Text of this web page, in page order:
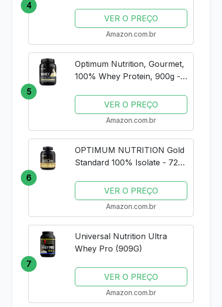
4
VER O PREÇO
Amazon.com.br
5
Optimum Nutrition, Gourmet,
100% Whey Protein, 900g -
VER O PREÇO
Amazon.com.br
6
OPTIMUM NUTRITION Gold
Standard 100% Isolate - 720g
VER O PREÇO
Amazon.com.br
7
Universal Nutrition Ultra
Whey Pro (909G)
VER O PREÇO
Amazon.com.br